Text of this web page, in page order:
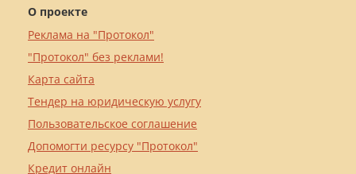
О проекте
Реклама на "Протокол"
"Протокол" без реклами!
Карта сайта
Тендер на юридическую услугу
Пользовательское соглашение
Допомогти ресурсу "Протокол"
Кредит онлайн